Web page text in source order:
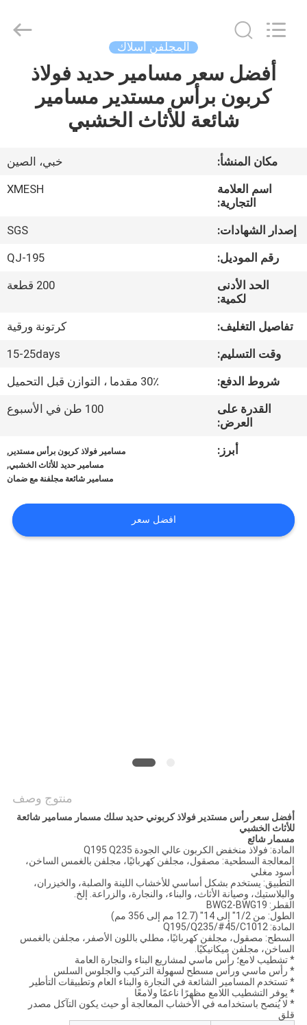
الصفحة
الرئيسية
معلومات
جولة
مراقبة
الجودة
اتصل
اقتباس
خريطة
المجلفن أسلاك
أفضل سعر مسامير حديد فولاذ
كربون برأس مستدير مسامير
شائعة للأثاث الخشبي
مكان المنشأ:
خبي، الصين
اسم العلامة
التجارية:
XMESH
إصدار الشهادات:
SGS
رقم الموديل:
QJ-195
الحد الأدنى
لكمية:
200 قطعة
تفاصيل التغليف:
كرتونة ورقية
وقت التسليم:
15-25days
شروط الدفع:
30٪ مقدما ، التوازن قبل التحميل
القدرة على
العرض:
100 طن في الأسبوع
أبرز: مسامير فولاذ كربون برأس مستدير ,
مسامير حديد للأثاث الخشبي,
مسامير شائعة مجلفنة مع ضمان
افضل سعر
منتوج وصف
أفضل سعر رأس مستدير فولاذ كربوني حديد سلك مسمار مسامير شائعة
للأثاث الخشبي
مسمار شائع
المادة: فولاذ منخفض الكربون عالي الجودة Q195 Q235
المعالجة السطحية: مصقول، مجلفن كهربائيًا، مجلفن بالغمس الساخن،
أسود مغلي
التطبيق: يستخدم بشكل أساسي للأخشاب اللينة والصلبة، والخيزران،
والبلاستيك، وصيانة الأثاث، والبناء، والنجارة، والزراعة. إلخ.
القطر: BWG2-BWG19
الطول: من 1/2" إلى 14" (12.7 مم إلى 356 مم)
المادة: Q195/Q235/#45/C1012
السطح: مصقول، مجلفن كهربائيًا، مطلي باللون الأصفر، مجلفن بالغمس
الساخن، مجلفن ميكانيكيًا.
* تشطيب لامع؛ رأس ماسي لمشاريع البناء والنجارة العامة
* رأس ماسي ورأس مسطح لسهولة التركيب والجلوس السلس
* تستخدم المسامير الشائعة في النجارة والبناء العام وتطبيقات التأطير
* يوفر التشطيب اللامع مظهرًا ناعمًا ولامعًا
* لا يُنصح باستخدامه في الأخشاب المعالجة أو حيث يكون التآكل مصدر
قلق